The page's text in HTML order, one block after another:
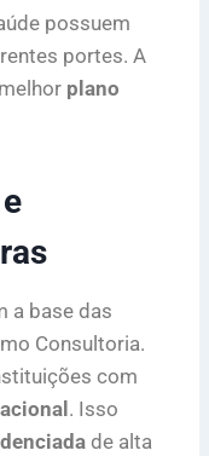
possuem
portes. A
plano
a base das
Consultoria.
com
. Isso
de alta